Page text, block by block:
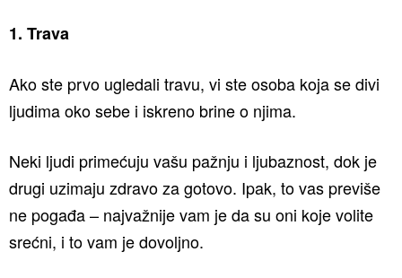
1. Trava
Ako ste prvo ugledali travu, vi ste osoba koja se divi
ljudima oko sebe i iskreno brine o njima.
Neki ljudi primećuju vašu pažnju i ljubaznost, dok je
drugi uzimaju zdravo za gotovo. Ipak, to vas previše
ne pogađa – najvažnije vam je da su oni koje volite
srećni, i to vam je dovoljno.